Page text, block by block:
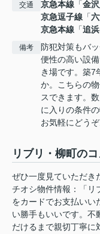
交通 京急本線 「金
京急逗子線 「
京急本線 「追浜
備考
防犯対策もバ
便性の高い設
き場です。築7
か。こちらの
スできます。
に入りの条件
お気軽にどうぞ
リブリ・柳町の
ぜひ一度見ていただき
チオシ物件情報：「リ
をカードでお支払いい
い勝手もいいです。不
だけるまで親切丁寧に